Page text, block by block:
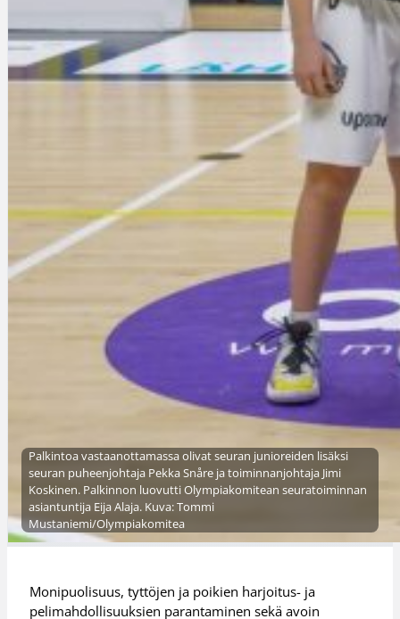
Palkintoa vastaanottamassa olivat seuran junioreiden lisäksi
seuran puheenjohtaja Pekka Snåre ja toiminnanjohtaja Jimi
Koskinen. Palkinnon luovutti Olympiakomitean seuratoiminnan
asiantuntija Eija Alaja. Kuva: Tommi
Mustaniemi/Olympiakomitea
Monipuolisuus, tyttöjen ja poikien harjoitus- ja
pelimahdollisuuksien parantaminen sekä avoin